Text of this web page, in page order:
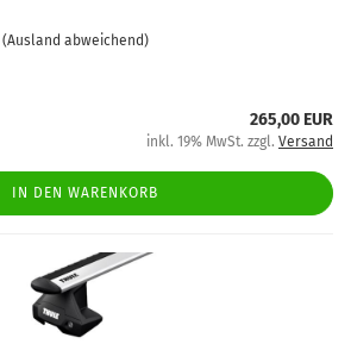
(Ausland abweichend)
265,00 EUR
inkl. 19% MwSt. zzgl. Versand
IN DEN WARENKORB